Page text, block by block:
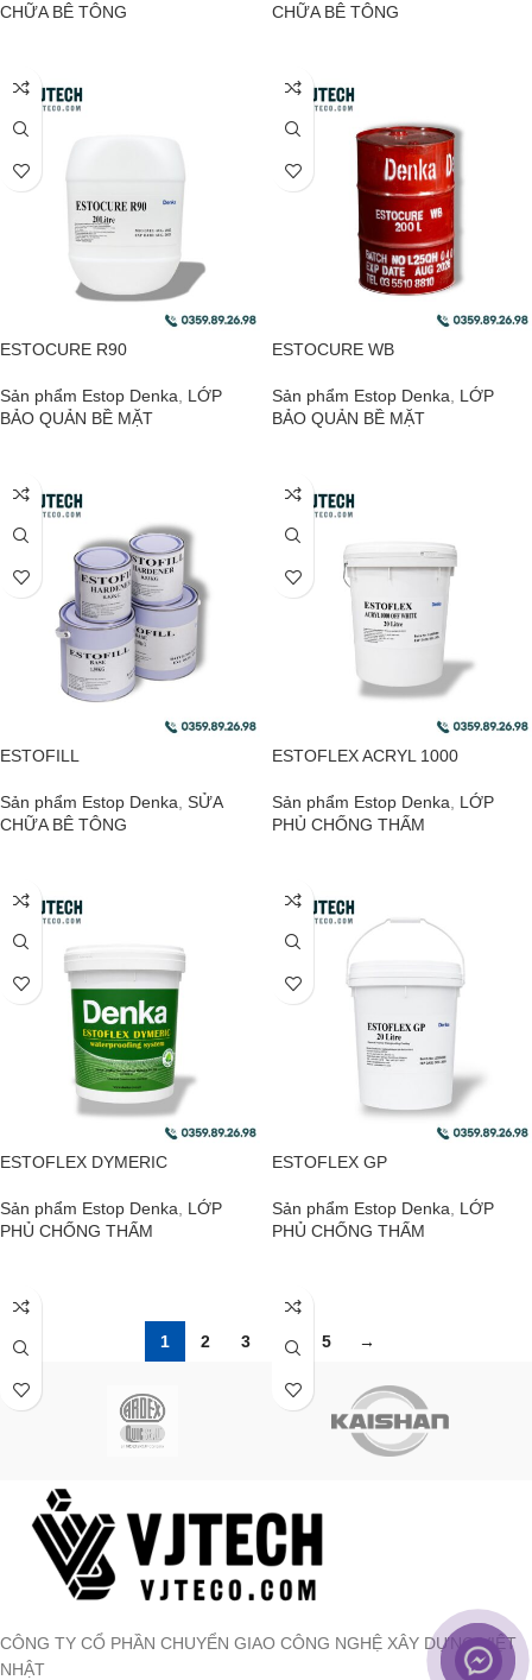
CHỮA BÊ TÔNG
CHỮA BÊ TÔNG
ESTOCURE R90
Sản phẩm Estop Denka
LỚP
BẢO QUẢN BỀ MẶT
ESTOCURE WB
Sản phẩm Estop Denka
LỚP
BẢO QUẢN BỀ MẶT
ESTOFILL
Sản phẩm Estop Denka SỬA
CHỮA BÊ TÔNG
ESTOFLEX ACRYL 1000
Sản phẩm Estop Denka
LỚP
PHỦ CHỐNG THẤM
ESTOFLEX DYMERIC
Sản phẩm Estop Denka
LỚP
PHỦ CHỐNG THẤM
ESTOFLEX GP
Sản phẩm Estop Denka
LỚP
PHỦ CHỐNG THẤM
1 2 3 4 5 →
CÔNG TY CỔ PHẦN CHUYỂN GIAO CÔNG NGHỆ XÂY DỰNG VIỆT
NHẬT